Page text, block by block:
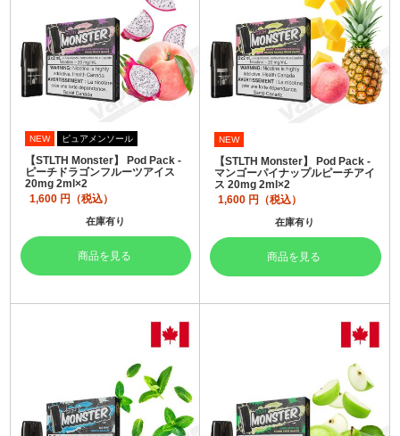
NEW ピュアメンソール
【STLTH Monster】 Pod Pack -
ピーチドラゴンフルーツアイス
20mg 2ml×2
1,600 円（税込）
在庫有り
商品を見る
NEW
【STLTH Monster】 Pod Pack -
マンゴーパイナップルピーチアイ
ス 20mg 2ml×2
1,600 円（税込）
在庫有り
商品を見る